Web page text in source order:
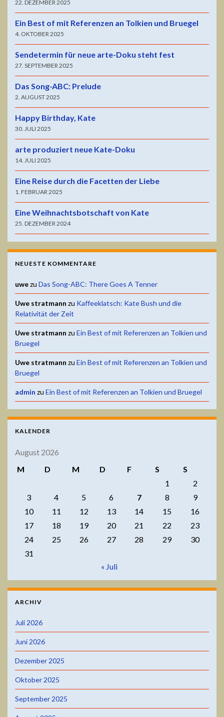
22. DEZEMBER 2025
Ein Best of mit Referenzen an Tolkien und Bruegel
4. OKTOBER 2025
Sendetermin für neue arte-Doku steht fest
27. SEPTEMBER 2025
Das Song-ABC: Prelude
2. AUGUST 2025
Happy Birthday, Kate
30. JULI 2025
arte produziert neue Kate-Doku
14. JULI 2025
Eine Reise durch die Facetten der Liebe
1. FEBRUAR 2025
Eine Weihnachtsbotschaft von Kate
25. DEZEMBER 2024
NEUESTE KOMMENTARE
uwezu Das Song-ABC: There Goes A Tenner
Uwe stratmann zu Kaffeeklatsch: Kate Bush und die
Relativität der Zeit
Uwe stratmann zu Ein Best of mit Referenzen an Tolkien und
Bruegel
Uwe stratmann zu Ein Best of mit Referenzen an Tolkien und
Bruegel
admin zu Ein Best of mit Referenzen an Tolkien und Bruegel
KALENDER
August 2026
M
D M D F S
S
1
2
3
4 5 6 7 8
9
10
11 12 13 14 15
16
17
18 19 20 21 22
23
24
25 26 27 28 29
30
31
« Juli
ARCHIV
Juli 2026
Juni 2026
Dezember 2025
Oktober 2025
September 2025